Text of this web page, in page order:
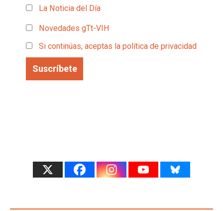
La Noticia del Día
Novedades gTt-VIH
Si continúas, aceptas la política de privacidad